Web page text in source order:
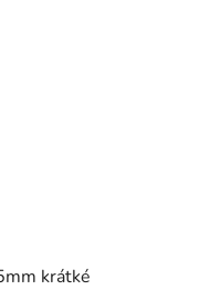
krátké